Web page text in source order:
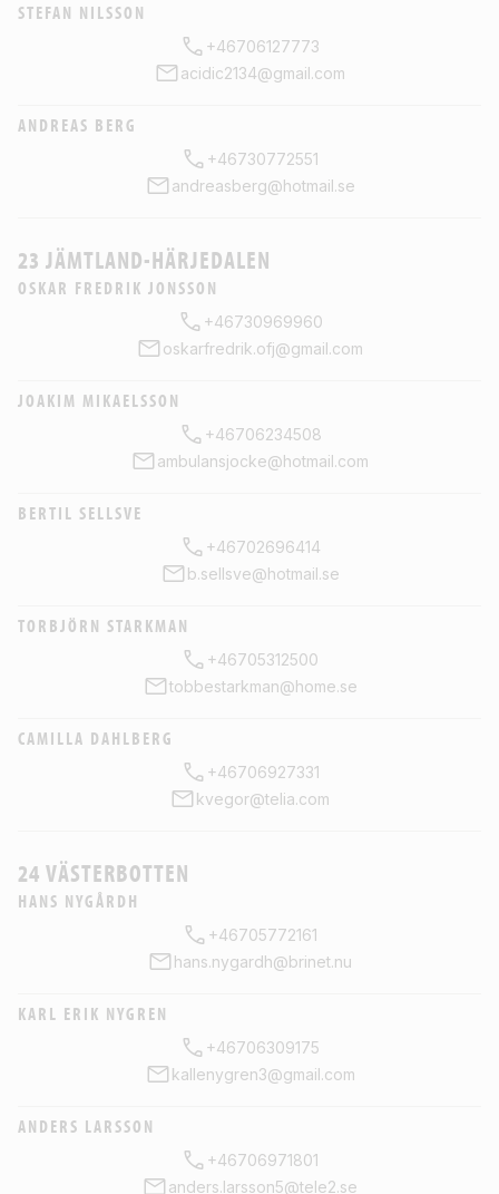
STEFAN NILSSON
+46706127773
acidic2134@gmail.com
ANDREAS BERG
+46730772551
andreasberg@hotmail.se
23 JÄMTLAND-HÄRJEDALEN
OSKAR FREDRIK JONSSON
+46730969960
oskarfredrik.ofj@gmail.com
JOAKIM MIKAELSSON
+46706234508
ambulansjocke@hotmail.com
BERTIL SELLSVE
+46702696414
b.sellsve@hotmail.se
TORBJÖRN STARKMAN
+46705312500
tobbestarkman@home.se
CAMILLA DAHLBERG
+46706927331
kvegor@telia.com
24 VÄSTERBOTTEN
HANS NYGÅRDH
+46705772161
hans.nygardh@brinet.nu
KARL ERIK NYGREN
+46706309175
kallenygren3@gmail.com
ANDERS LARSSON
+46706971801
anders.larsson5@tele2.se